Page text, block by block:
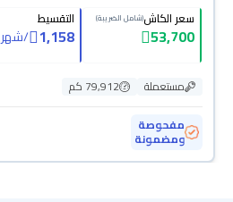
سعر الكاش(شامل الضريبة)
53,700
التقسيط
1,158
/
مستعملة
79,912 كم
مفحوصة
ومضمونة